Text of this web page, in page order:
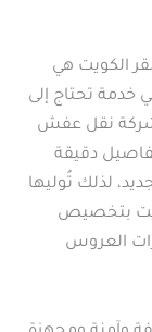
الكويت هي
تحتاج إلى
شركة نقل عفش
دقيقة
لذلك تُوليها
بتخصيص
العروس